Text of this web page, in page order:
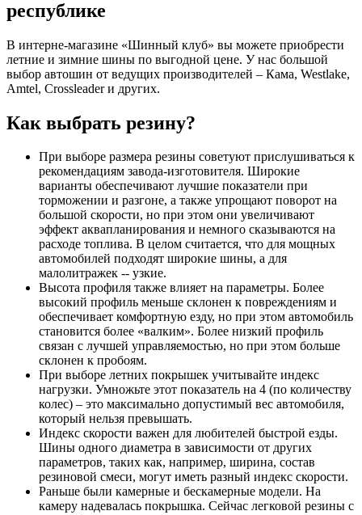
республике
В интерне-магазине «Шинный клуб» вы можете приобрести
летние и зимние шины по выгодной цене. У нас большой
выбор автошин от ведущих производителей – Кама, Westlake,
Amtel, Crossleader и других.
Как выбрать резину?
При выборе размера резины советуют прислушиваться к
рекомендациям завода-изготовителя. Широкие
варианты обеспечивают лучшие показатели при
торможении и разгоне, а также упрощают поворот на
большой скорости, но при этом они увеличивают
эффект аквапланирования и немного сказываются на
расходе топлива. В целом считается, что для мощных
автомобилей подходят широкие шины, а для
малолитражек -- узкие.
Высота профиля также влияет на параметры. Более
высокий профиль меньше склонен к повреждениям и
обеспечивает комфортную езду, но при этом автомобиль
становится более «валким». Более низкий профиль
связан с лучшей управляемостью, но при этом больше
склонен к пробоям.
При выборе летних покрышек учитывайте индекс
нагрузки. Умножьте этот показатель на 4 (по количеству
колес) – это максимально допустимый вес автомобиля,
который нельзя превышать.
Индекс скорости важен для любителей быстрой езды.
Шины одного диаметра в зависимости от других
параметров, таких как, например, ширина, состав
резиновой смеси, могут иметь разный индекс скорости.
Раньше были камерные и бескамерные модели. На
камеру надевалась покрышка. Сейчас легковой резины с